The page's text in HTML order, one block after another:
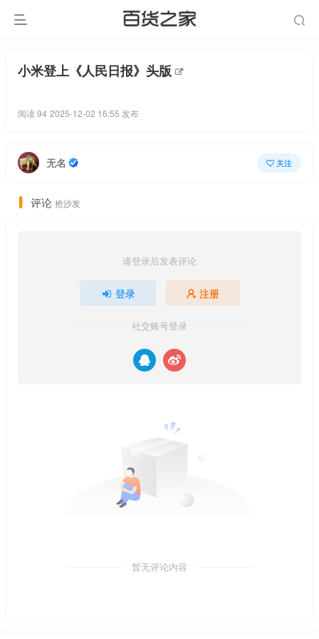
小米登上《人民日报》头版
阅读 94 2025-12-02 16:55 发布
无名 关注
评论 抢沙发
请登录后发表评论
登录 注册
社交账号登录
暂无评论内容